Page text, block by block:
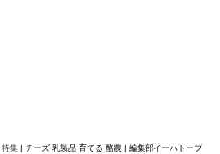
特集| チーズ 乳製品 育てる 酪農 | 編集部イーハトーブ